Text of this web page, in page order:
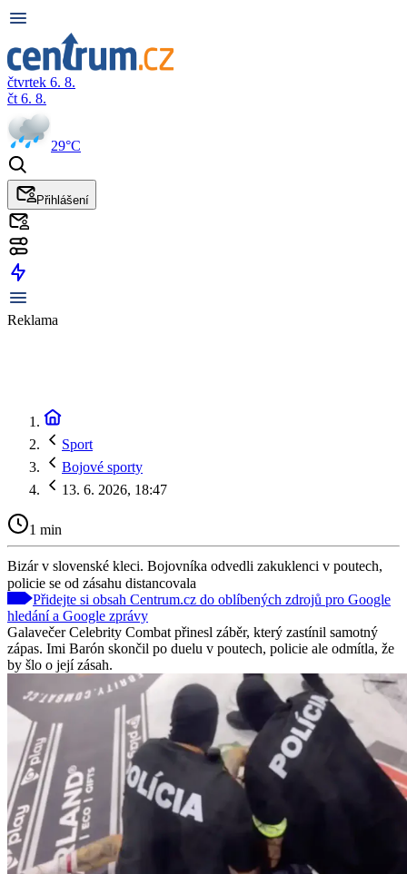
čtvrtek 6. 8.
čt 6. 8.
29°C
Přihlášení
Reklama
Sport
Bojové sporty
13. 6. 2026, 18:47
1 min
Bizár v slovenské kleci. Bojovníka odvedli zakuklenci v poutech,
policie se od zásahu distancovala
Přidejte si obsah Centrum.cz do oblíbených zdrojů pro Google
hledání a Google zprávy
Galavečer Celebrity Combat přinesl záběr, který zastínil samotný
zápas. Imi Barón skončil po duelu v poutech, policie ale odmítla, že
by šlo o její zásah.